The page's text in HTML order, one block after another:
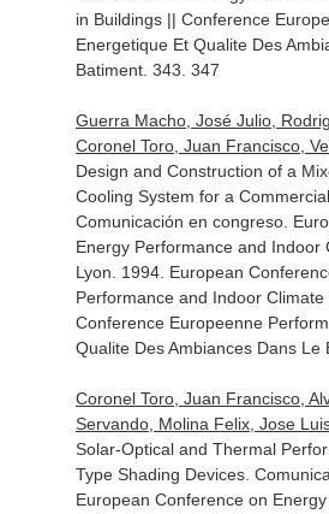
in Buildings || Conference
Energetique Et Qualite Des
Batiment. 343. 347
Guerra Macho, José Julio,
Coronel Toro, Juan Francisco,
Design and Construction of a
Cooling System for a
Comunicación en congreso.
Energy Performance and Indoor
Lyon. 1994. European
Performance and Indoor Climate
Conference Europeenne
Qualite Des Ambiances Dans Le
Coronel Toro, Juan Francisco,
Servando, Molina Felix, Jose
Solar-Optical and Thermal
Type Shading Devices.
European Conference on